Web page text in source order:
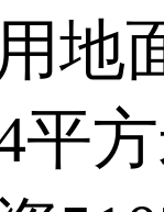
地
平方